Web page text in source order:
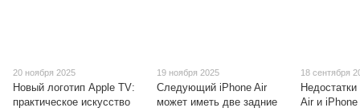
20 ноября 2025
Новый логотип Apple TV:
практическое искусство
19 ноября 2025
Следующий iPhone Air
может иметь две задние
18 сентября
Air и